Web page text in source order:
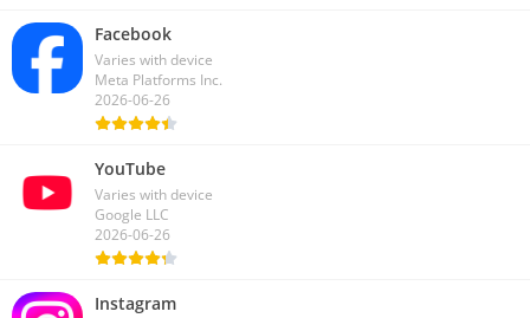
Facebook
Varies with device
Meta Platforms Inc.
2026-06-26
YouTube
Varies with device
Google LLC
2026-06-26
Instagram